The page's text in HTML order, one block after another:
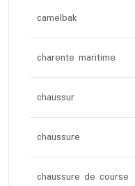
camelbak
charente maritime
chaussur
chaussure
chaussure de course